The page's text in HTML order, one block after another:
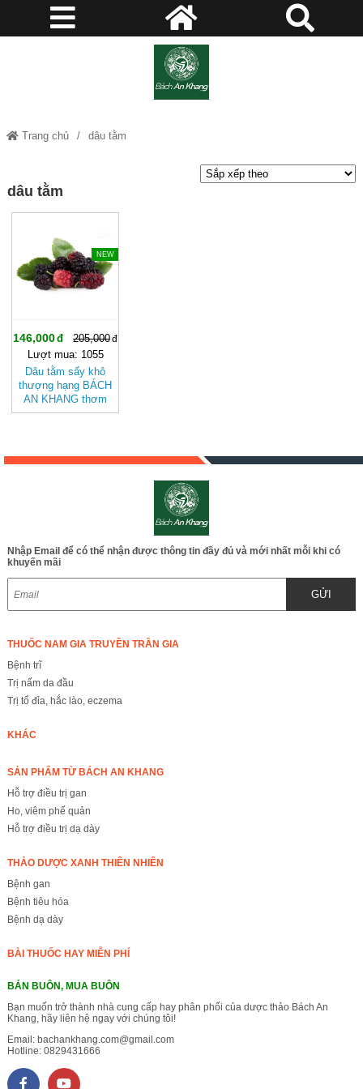
Trang chủ dâu tằm
dâu tằm
NEW
146,000
205,000
Lượt mua: 1055
Dâu tằm sấy khô
thượng hạng BÁCH
AN KHANG thơm
ngon tự nhiên, tố
Nhập Email để có thể nhận được thông tin đầy đủ và mới nhất mỗi khi có
khuyến mãi
GỬI
THUỐC NAM GIA TRUYỀN TRẦN GIA
Bệnh trĩ
Trị nấm da đầu
Trị tổ đỉa, hắc lào, eczema
KHÁC
SẢN PHẨM TỪ BÁCH AN KHANG
Hỗ trợ điều trị gan
Ho, viêm phế quản
Hỗ trợ điều trị dạ dày
THẢO DƯỢC XANH THIÊN NHIÊN
Bệnh gan
Bệnh tiêu hóa
Bệnh dạ dày
BÀI THUỐC HAY MIỄN PHÍ
BÁN BUÔN, MUA BUÔN
Bạn muốn trở thành nhà cung cấp hay phân phối của dược thảo Bách An
Khang, hãy liên hệ ngay với chúng tôi!
Email: bachankhang.com@gmail.com
Hotline: 0829431666